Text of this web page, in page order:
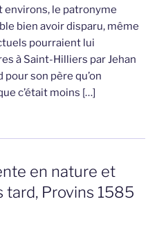
environs, le patronyme
bien avoir disparu, même
pourraient lui
à Saint-Hilliers par Jehan
son père qu’on
c’était moins […]
en nature et
tard, Provins 1585